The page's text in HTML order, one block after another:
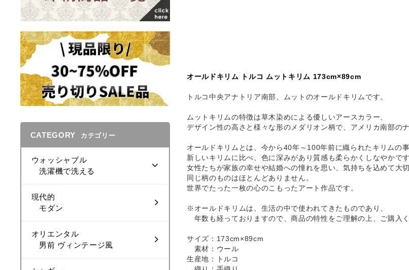
オールドキリム トルコ ムットキリム 173cm×89cm
トルコ中央アナトリア南部、ムットのオールドキリムです。
ムットキリムの特徴は草木染めによる優しいアースカラー、
デザイン性の高さと様々な形のメダリオン柄で、アメリカ南部の
オールドキリムとは、今から40年～100年前に織られたキリムの事
新しいキリムに比べ、色に深みがあり質感も柔らかくしなやかです
女性たちが家族の幸せや結婚への憧れを思い、気持ちを込めて大
同じ柄のものはほとんどありません。
世界でたった一枚の心のこもったアート作品です。
※オールドキリムは、生活の中で使われてきたものであり、
年数も経っておりますので、商品の特性をご理解の上、ご購入く
サイズ：173cm×89cm
素材：ウール
生産地：トルコ
CATEGORY カテゴリー
ウォッシャブル
洗濯機で洗える
現代的
モダン
オリエンタル
男前 ヴィンテージ風